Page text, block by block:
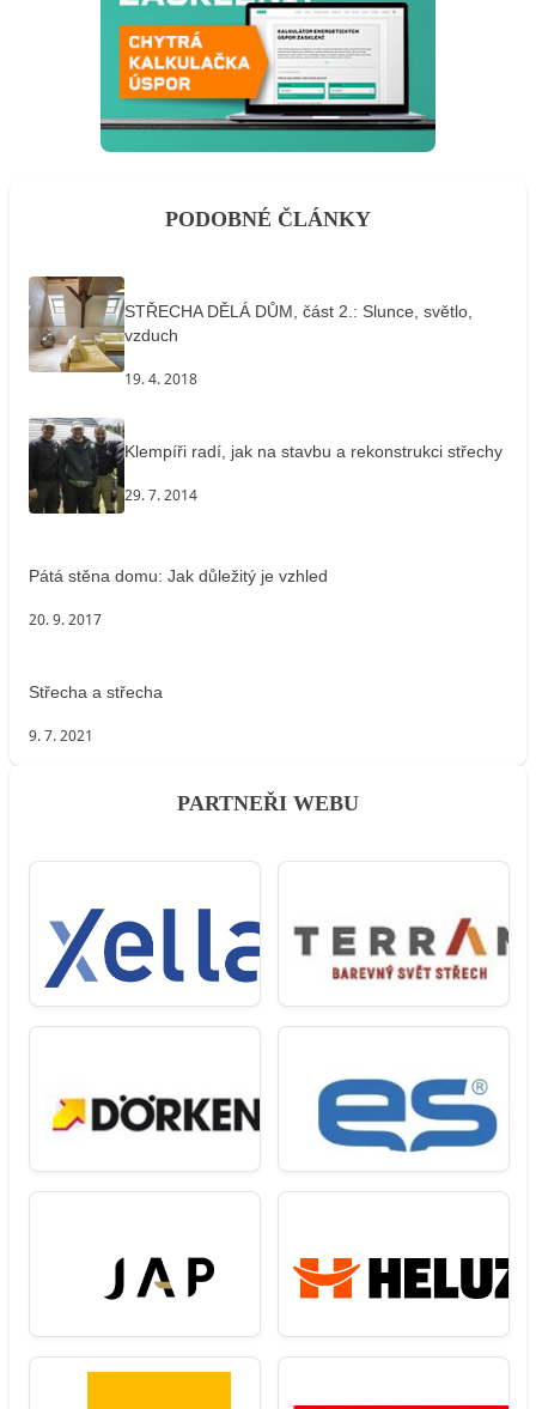
PODOBNÉ ČLÁNKY
STŘECHA DĚLÁ DŮM, část 2.: Slunce, světlo,
vzduch
19. 4. 2018
Klempíři radí, jak na stavbu a rekonstrukci střechy
29. 7. 2014
Pátá stěna domu: Jak důležitý je vzhled
20. 9. 2017
Střecha a střecha
9. 7. 2021
PARTNEŘI WEBU